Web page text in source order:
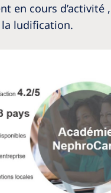
en cours
ludification.